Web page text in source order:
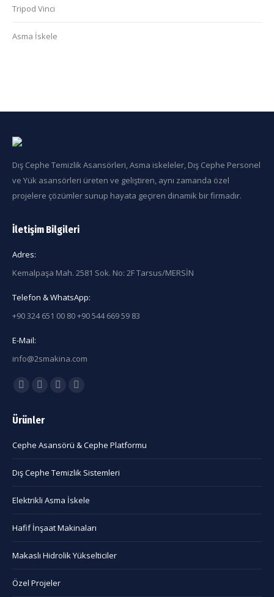
Tripod Vinci
Asma İskele
Dış Cephe Temizlik Asansörleri, Asma iskeleler, Dış Cephe Personel
ve Yük asansörleri üreten ve geliştiren, aynı zamanda özel
projelere çözümler sunup hayata geçiren dinamik bir firmadır.
İletişim Bilgileri
Adres:
Kemalpaşa Mah. 2581 Sok. No: 2F Tarsus/MERSİN
Telefon & WhatsApp:
+90 324 651 00 80 +90 544 669 59 83
E-Mail:
info@2smakina.com
Find us on:
Facebook
opens
in
window
X
opens
window
Linkedin
window
Instagram
window
Ürünler
Cephe Asansörü & Cephe Platformu
Dış Cephe Temizlik Sistemleri
Elektrikli Asma İskele
Hafif İnşaat Makinaları
Makaslı Hidrolik Yükselticiler
Özel Projeler